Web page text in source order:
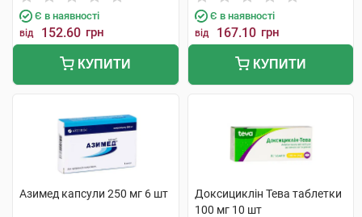
Є в наявності
від 152.60 грн
КУПИТИ
Є в наявності
від 167.10 грн
КУПИТИ
Азимед капсули 250 мг 6 шт
Доксициклін Тева таблетки
100 мг 10 шт